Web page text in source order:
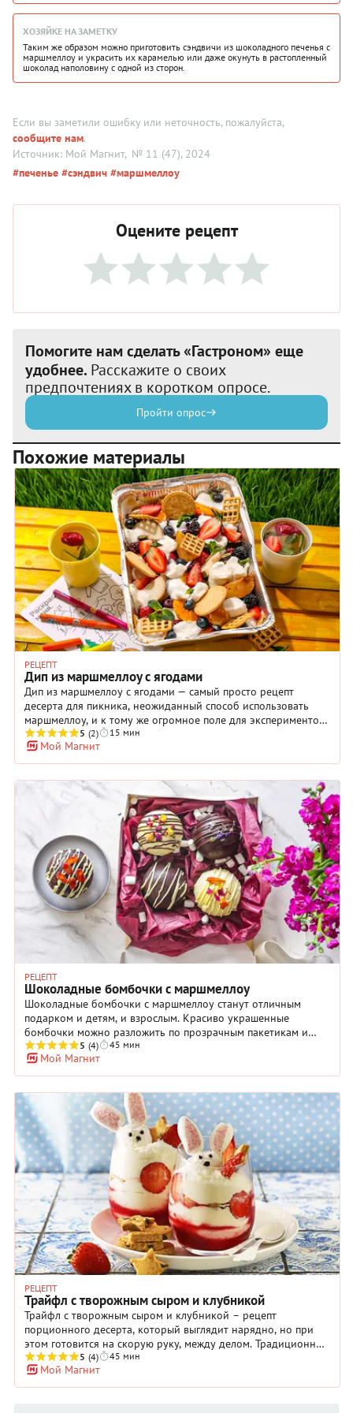
ХОЗЯЙКЕ НА ЗАМЕТКУ
Таким же образом можно приготовить сэндвичи из шоколадного печенья с
маршмеллоу и украсить их карамелью или даже окунуть в растопленный
шоколад наполовину с одной из сторон.
Если вы заметили ошибку или неточность, пожалуйста,
сообщите нам.
Источник: Мой Магнит, № 11 (47), 2024
#печенье #сэндвич #маршмеллоу
Оцените рецепт
Помогите нам сделать «Гастроном» еще
удобнее. Расскажите о своих
предпочтениях в коротком опросе.
Пройти опрос
Похожие материалы
РЕЦЕПТ
Дип из маршмеллоу с ягодами
Дип из маршмеллоу с ягодами — самый просто рецепт
десерта для пикника, неожиданный способ использовать
маршмеллоу, и к тому же огромное поле для экспериментов.
Вы можете использовать любые свежие ягоды и фрукты по
своему вкусу, дополнять блюдо печеньем, вафлями,
крекерами, поджарить часть маршмеллоу на палочках над
огнем и дополнить ими готовый дип. Такое маршмеллоу
приобретает карамельную корочку, дает блюду яркий
аромат дымка и разнообразит его текстуру.
5 (2) 15 мин
Мой Магнит
РЕЦЕПТ
Шоколадные бомбочки с маршмеллоу
Шоколадные бомбочки с маршмеллоу станут отличным
подарком и детям, и взрослым. Красиво украшенные
бомбочки можно разложить по прозрачным пакетикам и
перевязать яркой лентой, или подобрать подходящие по
размеру коробочки. Для изготовления бомбочек
понадобятся силиконовые или пластиковые формы с чашами
каплях – с ним удобнее всего работать, но если такого под
рукой не окажется, подойдут и простые шоколадные плитки
без добавок.
5 (4) 45 мин
Мой Магнит
РЕЦЕПТ
Трайфл с творожным сыром и клубникой
Трайфл с творожным сыром и клубникой – рецепт
порционного десерта, который выглядит нарядно, но при
этом готовится на скорую руку, между делом. Традиционно
трайфл даже собирали из остатков других десертов –
печенья или бисквита, крема, взбитых сливок, с
добавлением фруктов и ягод. Даже название говорит о
5 (4) 45 мин
Мой Магнит